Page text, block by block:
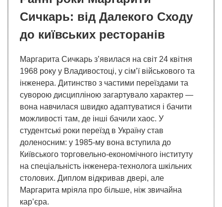
Сичкарь: від Далекого Сходу
до київських ресторанів
Маргарита Сичкарь з’явилася на світ 24 квітня
1968 року у Владивостоці, у сім’ї військового та
інженера. Дитинство з частими переїздами та
суворою дисципліною загартувало характер —
вона навчилася швидко адаптуватися і бачити
можливості там, де інші бачили хаос. У
студентські роки переїзд в Україну став
доленосним: у 1985-му вона вступила до
Київського торговельно-економічного інституту
на спеціальність інженера-технолога шкільних
столових. Диплом відкривав двері, але
Маргарита мріяла про більше, ніж звичайна
кар’єра.